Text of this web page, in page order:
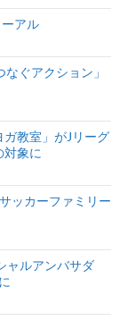
ーアル
ぐアクション」
教室」がJリーグ
象に
ッカーファミリー
ャルアンバサダ